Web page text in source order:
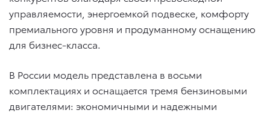
управляемости, энергоемкой подвеске, комфорту
премиального уровня и продуманному оснащению
для бизнес-класса.
В России модель представлена в восьми
комплектациях и оснащается тремя бензиновыми
двигателями: экономичными и надежными